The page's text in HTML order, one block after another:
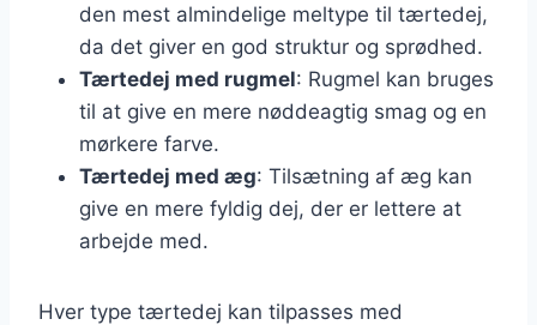
den mest almindelige meltype til tærtedej,
da det giver en god struktur og sprødhed.
Tærtedej med rugmel: Rugmel kan bruges
til at give en mere nøddeagtig smag og en
mørkere farve.
Tærtedej med æg: Tilsætning af æg kan
give en mere fyldig dej, der er lettere at
arbejde med.
Hver type tærtedej kan tilpasses med